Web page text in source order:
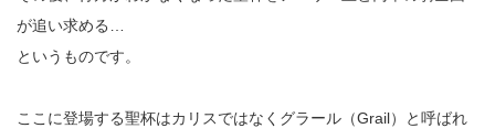
が追い求める…
というものです。
ここに登場する聖杯はカリスではなくグラール（Grail）と呼ばれ